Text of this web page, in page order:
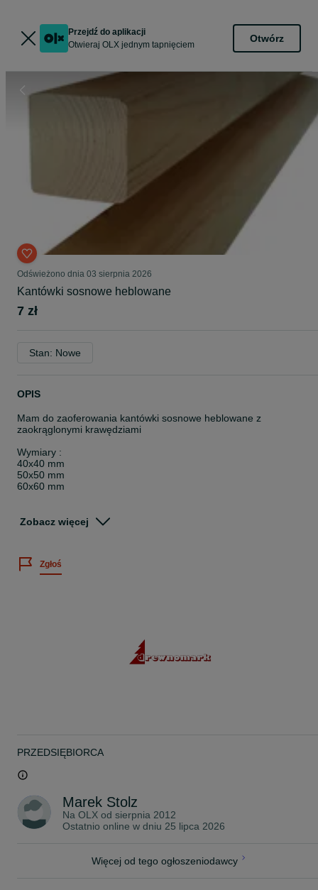
Przejdź do aplikacji
Otwieraj OLX jednym tapnięciem
Otwórz
Odświeżono dnia 03 sierpnia 2026
Kantówki sosnowe heblowane
7 zł
Stan: Nowe
OPIS
Mam do zaoferowania kantówki sosnowe heblowane z
zaokrąglonymi krawędziami
Wymiary :
40x40 mm
50x50 mm
60x60 mm
:www.drewnomark.pl
Zobacz więcej
Zgłoś
PRZEDSIĘBIORCA
Marek Stolz
Na OLX od sierpnia 2012
Ostatnio online w dniu 25 lipca 2026
Więcej od tego ogłoszeniodawcy